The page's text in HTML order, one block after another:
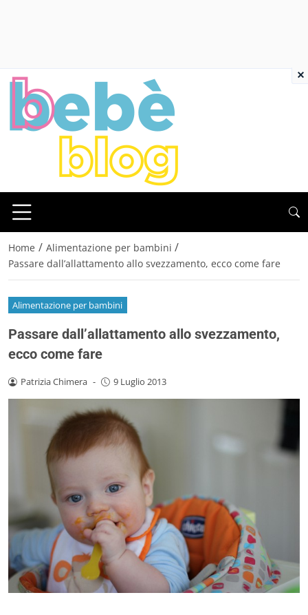
Home / Alimentazione per bambini /
Passare dall’allattamento allo svezzamento, ecco come fare
Alimentazione per bambini
Passare dall’allattamento allo svezzamento,
ecco come fare
Patrizia Chimera - 9 Luglio 2013
×